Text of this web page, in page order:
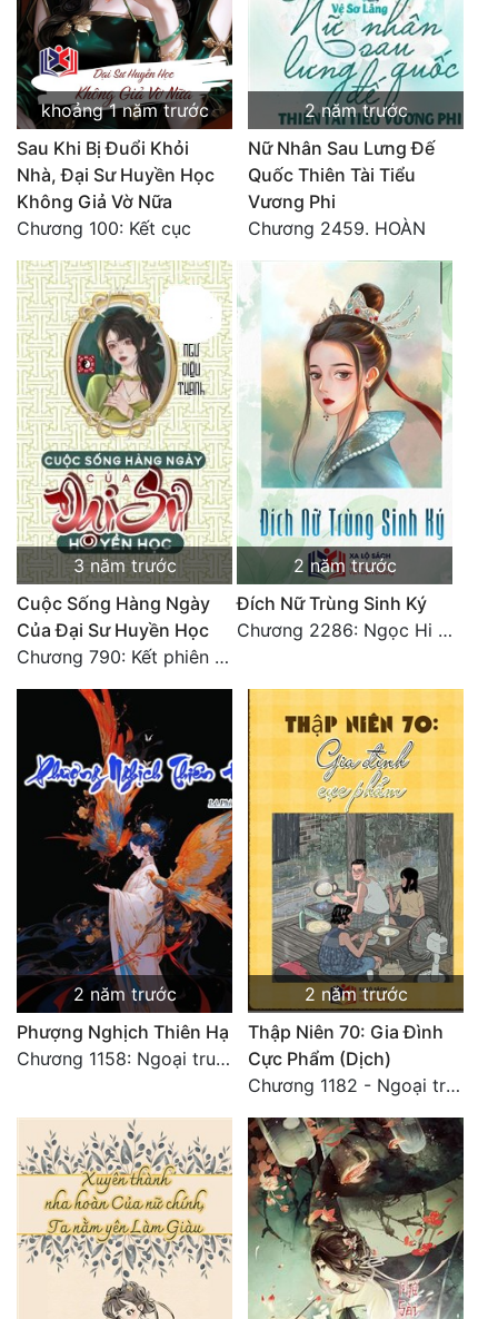
khoảng 1 năm trước
Sau Khi Bị Đuổi Khỏi
Nhà, Đại Sư Huyền Học
Không Giả Vờ Nữa
Chương 100: Kết cục
2 năm trước
Nữ Nhân Sau Lưng Đế
Quốc Thiên Tài Tiểu
Vương Phi
Chương 2459. HOÀN
3 năm trước
Cuộc Sống Hàng Ngày
Của Đại Sư Huyền Học
Chương 790: Kết phiên ngoại
2 năm trước
Đích Nữ Trùng Sinh Ký
Chương 2286: Ngọc Hi phiên ngoại (40)
2 năm trước
Phượng Nghịch Thiên Hạ
Chương 1158: Ngoại truyện 1 - Vạn Thú Vô Cương 3
2 năm trước
Thập Niên 70: Gia Đình
Cực Phẩm (Dịch)
Chương 1182 - Ngoại truyện 4